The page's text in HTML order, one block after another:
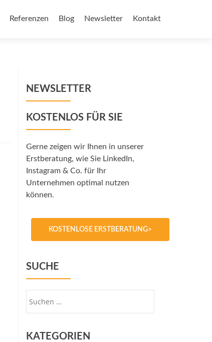
Referenzen Blog Newsletter Kontakt
NEWSLETTER
KOSTENLOS FÜR SIE
Gerne zeigen wir Ihnen in unserer
Erstberatung, wie Sie LinkedIn,
Instagram & Co. für Ihr
Unternehmen optimal nutzen
können.
KOSTENLOSE ERSTBERATUNG>
SUCHE
KATEGORIEN